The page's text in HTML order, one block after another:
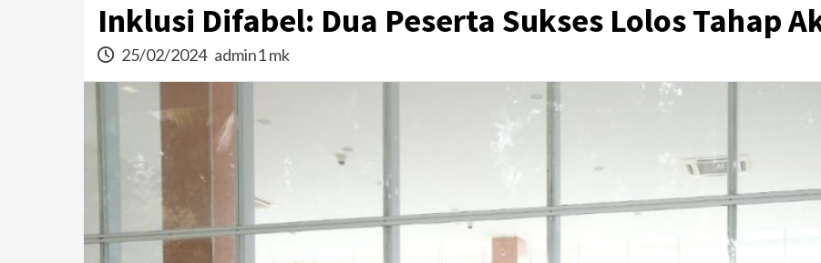
Inklusi Difabel: Dua Peserta Sukses Lolos Tahap
25/02/2024 admin1 mk